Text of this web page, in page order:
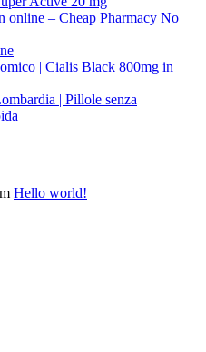
online – Cheap Pharmacy No
| Cialis Black 800mg in
| Pillole senza
Hello world!